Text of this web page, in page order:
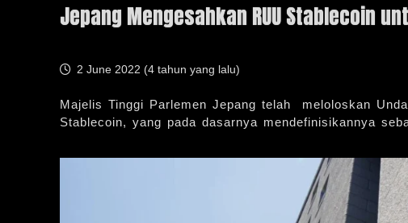
Jepang Mengesahkan RUU Stablecoin
2 June 2022 (4 tahun yang lalu)
Majelis Tinggi Parlemen Jepang telah meloloskan
Stablecoin, yang pada dasarnya mendefinisikannya